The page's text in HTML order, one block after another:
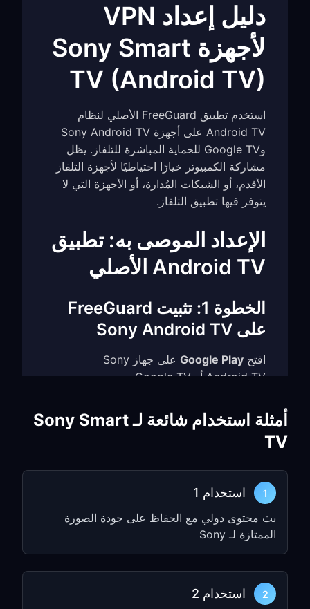
دليل إعداد VPN
لأجهزة Sony Smart
TV (Android TV)
استخدم تطبيق FreeGuard الأصلي لنظام
Android TV على أجهزة Sony Android TV
وGoogle TV للحماية المباشرة للتلفاز. يظل
مشاركة الكمبيوتر خيارًا احتياطيًا لأجهزة التلفاز
الأقدم، أو الشبكات المُدارة، أو الأجهزة التي لا
يتوفر فيها تطبيق التلفاز.
الإعداد الموصى به: تطبيق
Android TV الأصلي
الخطوة 1: تثبيت FreeGuard
على Sony Android TV
افتح Google Play
على جهاز Sony
Android TV أو Google TV
ثبّت تطبيق Android TV، أو استخدم ملف
التلفاز لديك يتطلب التثبيت اليدوي
الخطوة 2: الاتصال على التلفاز
افتحFreeGuard VPN
اختر عقدة VPN واضغط
أمثلة استخدام شائعة لـ Sony Smart
TV
1 استخدام 1
بث محتوى دولي مع الحفاظ على جودة الصورة
الممتازة لـ Sony
2 استخدام 2